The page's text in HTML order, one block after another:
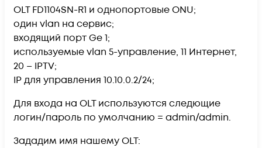
OLT FD1104SN-R1 и однопортовые ONU;
один vlan на сервис;
входящий порт Ge 1;
используемые vlan 5-управление, 11 Интернет,
20 – IPTV;
IP для управления 10.10.0.2/24;
Для входа на OLT используются следющие
логин/пароль по умолчанию = admin/admin.
Зададим имя нашему OLT: